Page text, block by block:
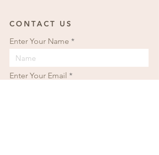
CONTACT US
Enter Your Name
Enter Your Email